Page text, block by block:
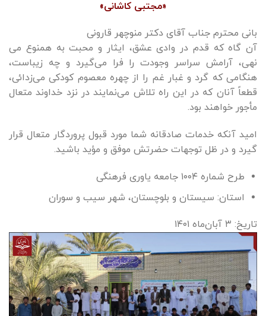
«مجتبی کاشانی»
بانی محترم جناب آقای دکتر منوچهر قارونی
آن گاه که قدم در وادی عشق، ایثار و محبت به همنوع می
نهی، آرامش سراسر وجودت را فرا می‌گیرد و چه زیباست،
هنگامی که گرد و غبار غم را از چهره معصوم کودکی می‌زدائی،
قطعاً آنان که در این راه تلاش می‌نمایند در نزد خداوند متعال
مأجور خواهند بود.
امید آنکه خدمات صادقانه شما مورد قبول پروردگار متعال قرار
گیرد و در ظل توجهات حضرتش موفق و مؤید باشید.
طرح شماره ۱۰۰۴ جامعه یاوری فرهنگی
استان: سیستان و بلوچستان، شهر سیب و سوران
تاریخ: ۳ آبان‌ماه ۱۴۰۱